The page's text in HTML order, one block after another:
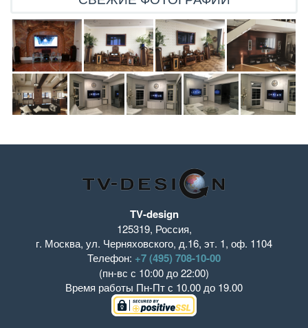
TV-design
125319, Россия,
г. Москва, ул. Черняховского, д.16, эт. 1, оф. 1104
Телефон: +7 (495) 708-10-00
(пн-вс с 10:00 до 22:00)
Время работы Пн-Пт с 10.00 до 19.00